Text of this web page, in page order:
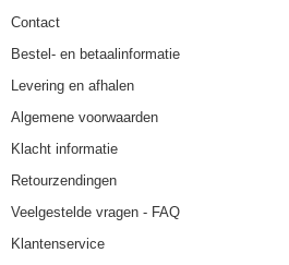
Contact
Bestel- en betaalinformatie
Levering en afhalen
Algemene voorwaarden
Klacht informatie
Retourzendingen
Veelgestelde vragen - FAQ
Klantenservice